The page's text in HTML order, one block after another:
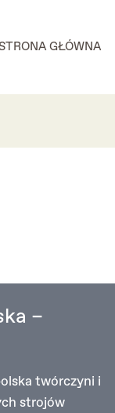
GŁÓWNA
–
twórczyni i
strojów